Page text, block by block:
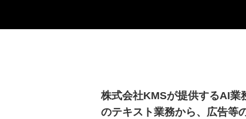
株式会社KMSが提供するAI業
のテキスト業務から、広告等